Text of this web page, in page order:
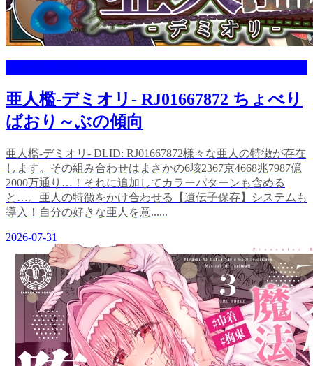
亜人檻-デミオリ- RJ01667872 ちょべり
ばおり～ぶの傾向
亜人檻-デミオリ- DLID: RJ01667872様々な亜人の特徴が存在
します。その組み合わせはまさかの6垓2367京4668兆7987億
2000万通り…！それに追加してカラーパターンも含める
と…。亜人の特徴をかけ合わせる【遺伝子保存】システムも
導入！自分の好きな亜人を意......
2026-07-31